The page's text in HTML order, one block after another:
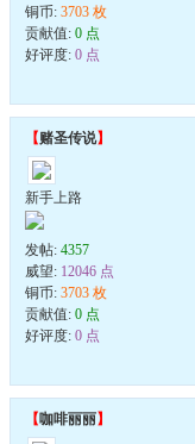
铜币: 3703 枚
贡献值: 0 点
好评度: 0 点
【赌圣传说】
新手上路
发帖: 4357
威望: 12046 点
铜币: 3703 枚
贡献值: 0 点
好评度: 0 点
【咖啡丽丽】